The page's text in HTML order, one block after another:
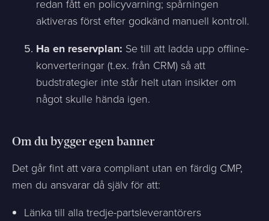
redan fått en policyvarning; spårningen
aktiveras först efter godkänd manuell kontroll.
Ha en reservplan: Se till att ladda upp offline-
konverteringar (t.ex. från CRM) så att
budstrategier inte står helt utan insikter om
något skulle hända igen.
Om du bygger egen banner
Det går fint att vara compliant utan en färdig CMP,
men du ansvarar då själv för att:
Länka till alla tredje-partsleverantörers